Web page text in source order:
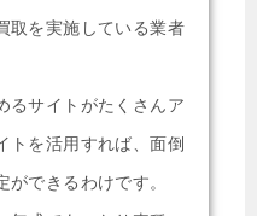
取を実施している業者
るサイトがたくさんア
トを活用すれば、面倒
できるわけです。